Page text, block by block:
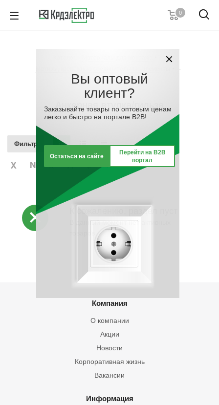
0
-
Анкерная втулка/гильза
Анкерная втулка/гильза
Фильтр
К сожалению, раздел пуст
В данный момент нет активных
Компания
О компании
Акции
Новости
Корпоративная жизнь
Вакансии
Информация
Вы оптовый
клиент?
Заказывайте товары по оптовым ценам
легко и быстро на портале B2B!
Остаться на сайте
Перейти на B2B
портал